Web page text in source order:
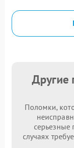
Другие
Поломки,
случаях